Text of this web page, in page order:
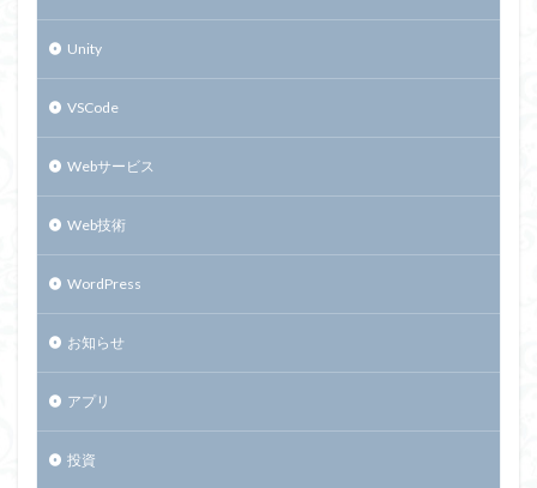
Unity
VSCode
Webサービス
Web技術
WordPress
お知らせ
アプリ
投資